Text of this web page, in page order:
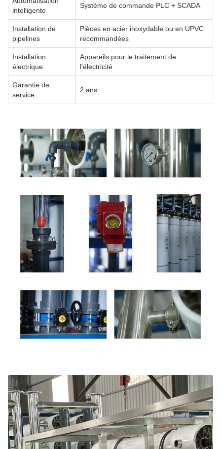
intelligente
Système de commande PLC + SCADA
Installation de
pipelines
Pièces en acier inoxydable ou en UPVC
recommandées
Installation
électrique
Appareils pour le traitement de
l'électricité
Garantie de
service
2 ans